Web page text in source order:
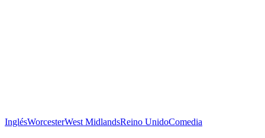
InglésWorcesterWest MidlandsReino UnidoComedia